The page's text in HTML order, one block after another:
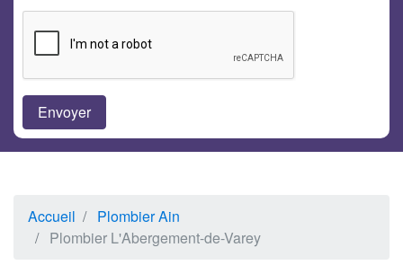
Accueil
Plombier Ain
Plombier L'Abergement-de-Varey